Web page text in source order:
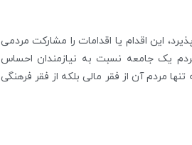
این اقدام یا اقدامات را مشارکت مردمی
یک جامعه نسبت به نیازمندان احساس
مردم آن از فقر مالی بلکه از فقر فرهنگی